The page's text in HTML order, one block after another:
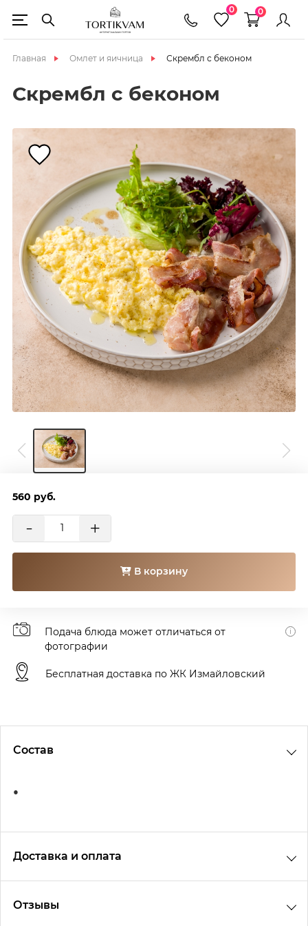
0 0
Главная Омлет и яичница Скрембл с беконом
Скрембл с беконом
Подача блюда может отличаться от
фотографии
Бесплатная доставка по ЖК Измайловский
560 руб.
- +
В корзину
Состав
Доставка и оплата
Отзывы